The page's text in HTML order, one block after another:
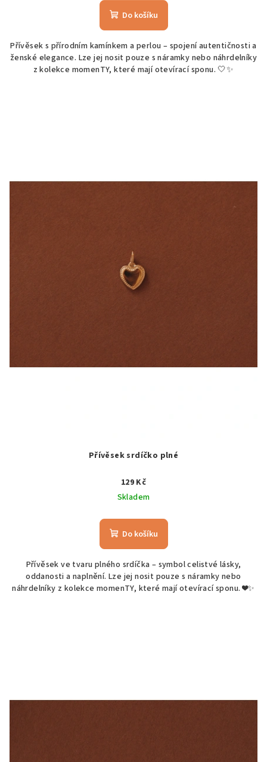
Do košíku
Přívěsek s přírodním kamínkem a perlou – spojení autentičnosti a
ženské elegance. Lze jej nosit pouze s náramky nebo náhrdelníky
z kolekce momenTY, které mají otevírací sponu. 🤍✨
Přívěsek srdíčko plné
129 Kč
Skladem
Do košíku
Přívěsek ve tvaru plného srdíčka – symbol celistvé lásky,
oddanosti a naplnění. Lze jej nosit pouze s náramky nebo
náhrdelníky z kolekce momenTY, které mají otevírací sponu. ❤️✨